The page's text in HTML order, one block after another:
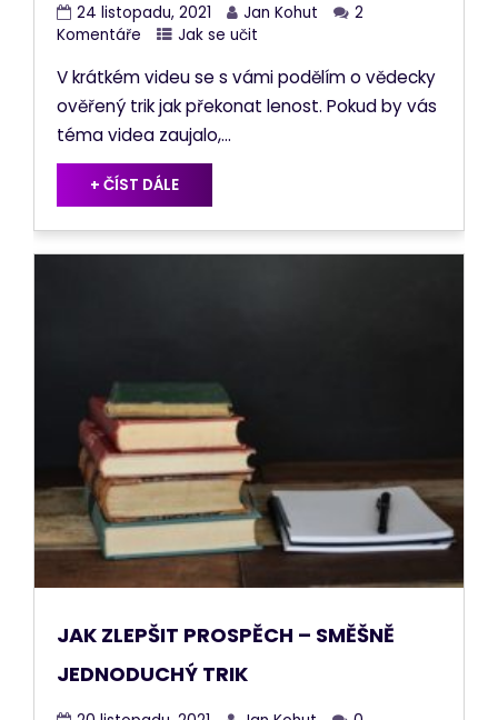
24 listopadu, 2021 Jan Kohut
2
Komentáře
Jak se učit
V krátkém videu se s vámi podělím o vědecky
ověřený trik jak překonat lenost. Pokud by vás
téma videa zaujalo,...
+ ČÍST DÁLE
JAK ZLEPŠIT PROSPĚCH – SMĚŠNĚ
JEDNODUCHÝ TRIK